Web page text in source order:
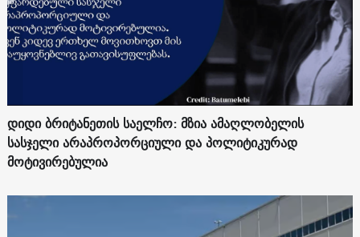
დიდი ბრიტანეთის საელჩო: მზია ამაღლობელის
სასჯელი არაპროპორციული და პოლიტიკურად
მოტივირებულია